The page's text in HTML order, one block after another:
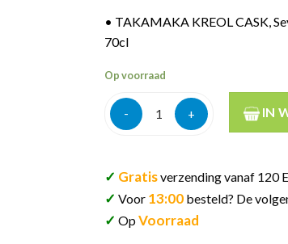
• TAKAMAKA KREOL CASK,
70cl
Op voorraad
Le monde des rhums 2025 rum
IN
✓ Gratisverzending vanaf 120
✓ Voor 13:00 besteld? De
✓ OpVoorraad